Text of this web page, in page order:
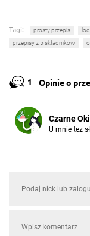
Tagi: prosty przepis
przepisy z 5 składników
1 Opinie o
Czarne Oki
U mnie tez